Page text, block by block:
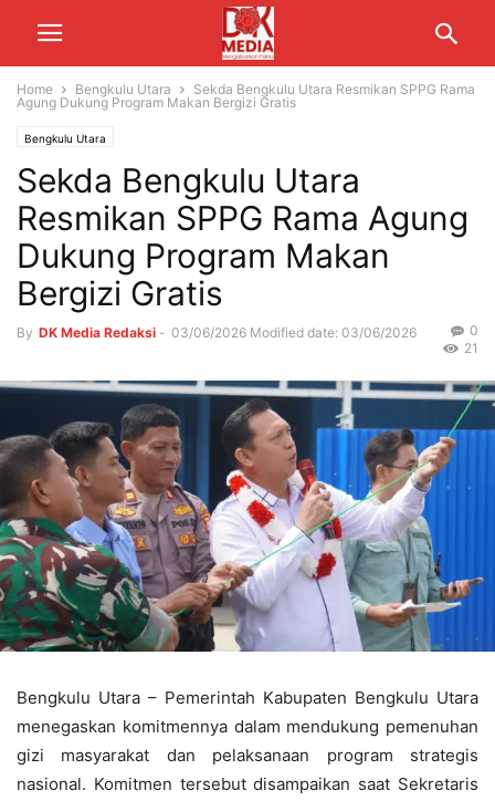
Home Bengkulu Utara
Sekda Bengkulu Utara Resmikan SPPG Rama
Agung Dukung Program Makan Bergizi Gratis
Bengkulu Utara
Sekda Bengkulu Utara
Resmikan SPPG Rama Agung
Dukung Program Makan
Bergizi Gratis
By DK Media Redaksi - 03/06/2026 Modified date: 03/06/2026
0
21
Bengkulu Utara – Pemerintah Kabupaten Bengkulu Utara
menegaskan komitmennya dalam mendukung pemenuhan
gizi masyarakat dan pelaksanaan program strategis
nasional. Komitmen tersebut disampaikan saat Sekretaris